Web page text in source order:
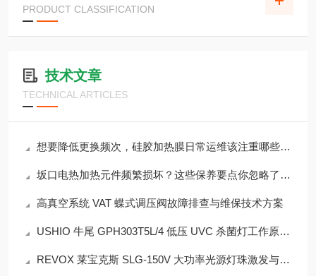
PRODUCT CLASSIFICATION
技术文章
TECHNICAL ARTICLES
想要降低更换频次，硅胶加热膜日常运维该注重哪些细节？
坂口电热加热元件频繁损坏？这些保养要点你忽略了吗？
高真空系统 VAT 蝶式调压阀故障排查与维保技术方案
USHIO 牛尾 GPH303T5L/4 低压 UVC 杀菌灯工作原理剖析
REVOX 莱宝克斯 SLG-150V 大功率光源灯珠激发与控光原理解析